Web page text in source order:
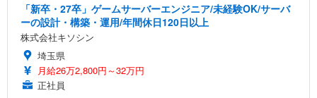
「新卒・27卒」ゲームサーバーエンジニア/未経験OK/サーバ
ーの設計・構築・運用/年間休日120日以上
株式会社キソシン
埼玉県
月給26万2,800円～32万円
正社員